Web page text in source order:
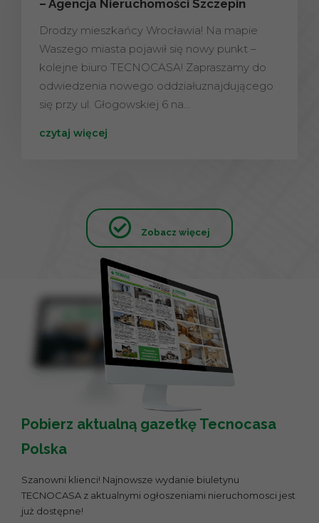
– Agencja Nieruchomości Szczepin
Drodzy mieszkańcy Wrocławia! Na mapie
Waszego miasta pojawił się nowy punkt –
kolejne biuro TECNOCASA! Zapraszamy do
odwiedzenia nowego oddziałuznajdującego
się przy ul. Głogowskiej 6 na…
czytaj więcej
Zobacz więcej
Pobierz aktualną gazetkę Tecnocasa
Polska
Szanowni klienci! Najnowsze wydanie biuletynu
TECNOCASA z aktualnymi ogłoszeniami nieruchomosci jest
już dostępne!